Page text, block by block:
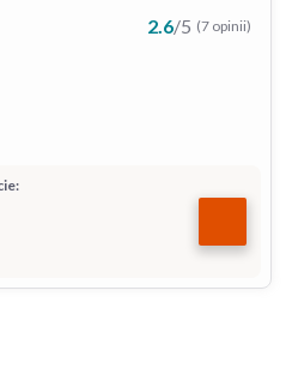
2.6/5 (7 opinii)